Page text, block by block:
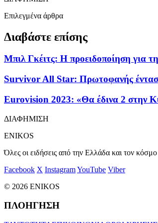
Επιλεγμένα άρθρα
Διαβάστε επίσης
Μπιλ Γκέιτς: Η προειδοποίηση για
Survivor All Star: Πρωτοφανής
Eurovision 2023: «Θα έδινα 2 στην
ΔΙΑΦΗΜΙΣΗ
ENIKOS
Όλες οι ειδήσεις από την Ελλάδα και τον
Facebook X InstagramYouTube Viber
© 2026 ENIKOS
ΠΛΟΗΓΗΣΗ